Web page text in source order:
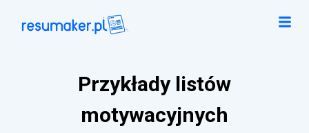
Przykłady listów
motywacyjnych